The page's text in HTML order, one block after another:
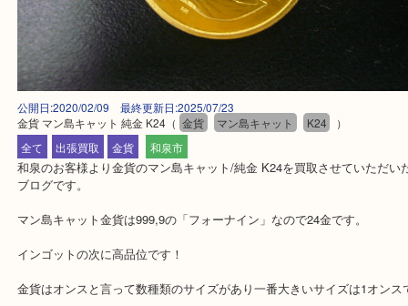
金貨 マン島キャット 純金 K24 （ 金貨 マン島キャット K24 ）
出張買取 金貨
和泉のお客様より金貨のマン島キャット/純金 K24を買取させてい
ブログです。